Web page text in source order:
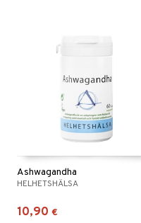
Ashwagandha
HELHETSHÄLSA
10,90 €